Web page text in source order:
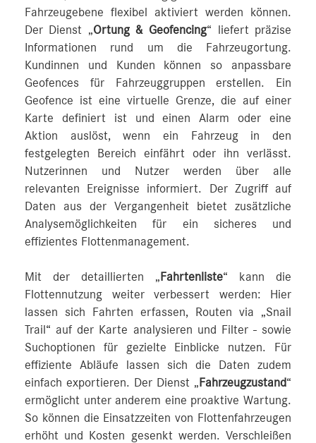
Fahrzeugebene flexibel aktiviert werden können.
Der Dienst „Ortung & Geofencing“ liefert präzise
Informationen rund um die Fahrzeugortung.
Kundinnen und Kunden können so anpassbare
Geofences für Fahrzeuggruppen erstellen. Ein
Geofence ist eine virtuelle Grenze, die auf einer
Karte definiert ist und einen Alarm oder eine
Aktion auslöst, wenn ein Fahrzeug in den
festgelegten Bereich einfährt oder ihn verlässt.
Nutzerinnen und Nutzer werden über alle
relevanten Ereignisse informiert. Der Zugriff auf
Daten aus der Vergangenheit bietet zusätzliche
Analysemöglichkeiten für ein sicheres und
effizientes Flottenmanagement.
Mit der detaillierten „ Fahrtenliste“ kann die
Flottennutzung weiter verbessert werden: Hier
lassen sich Fahrten erfassen, Routen via „Snail
Trail“ auf der Karte analysieren und Filter - sowie
Suchoptionen für gezielte Einblicke nutzen. Für
effiziente Abläufe lassen sich die Daten zudem
einfach exportieren. Der Dienst „ Fahrzeugzustand“
ermöglicht unter anderem eine proaktive Wartung.
So können die Einsatzzeiten von Flottenfahrzeugen
erhöht und Kosten gesenkt werden. Verschleißen